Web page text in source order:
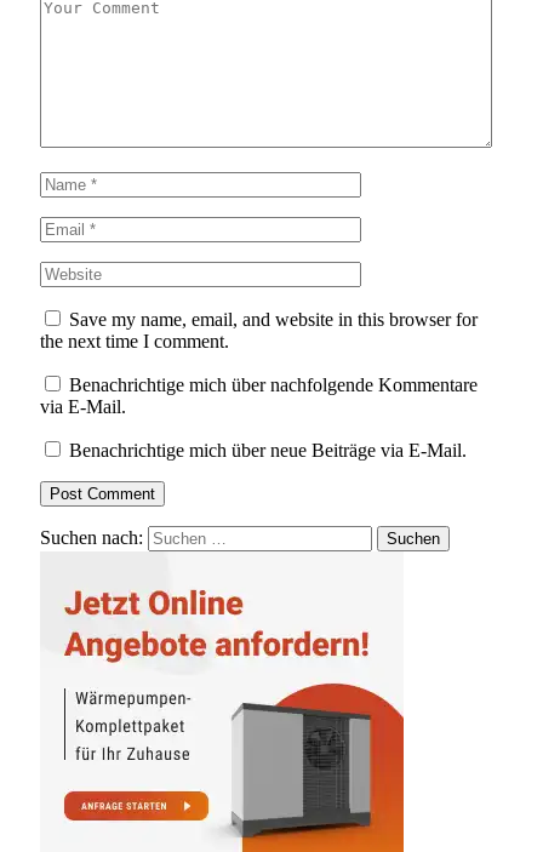
Save my name, email, and website in this browser for
the next time I comment.
Benachrichtige mich über nachfolgende Kommentare
via E-Mail.
Benachrichtige mich über neue Beiträge via E-Mail.
Suchen nach: